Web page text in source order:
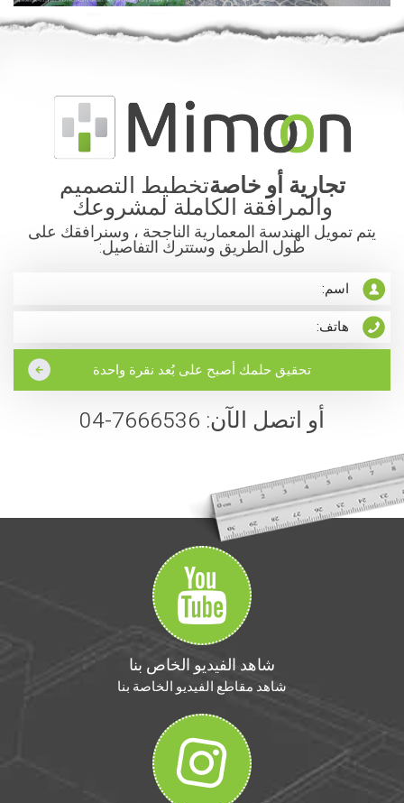
تجارية أو خاصةتخطيط التصميم
والمرافقة الكاملة لمشروعك
يتم تمويل الهندسة المعمارية الناجحة ، وسنرافقك على
طول الطريق وستترك التفاصيل:
أو اتصل الآن: 7666536-04
شاهد الفيديو الخاص بنا
شاهد مقاطع الفيديو الخاصة بنا